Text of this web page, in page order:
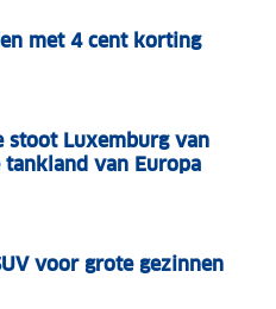
met 4 cent korting
stoot Luxemburg van
van Europa
voor grote gezinnen